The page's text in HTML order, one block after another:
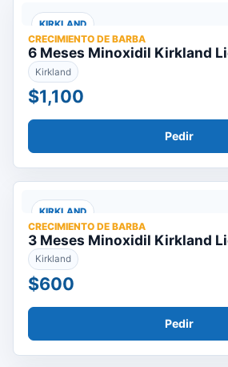
KIRKLAND
CRECIMIENTO DE BARBA
6 Meses Minoxidil Kirkland
Kirkland
$1,100
Pedir
KIRKLAND
CRECIMIENTO DE BARBA
3 Meses Minoxidil Kirkland
Kirkland
$600
Pedir